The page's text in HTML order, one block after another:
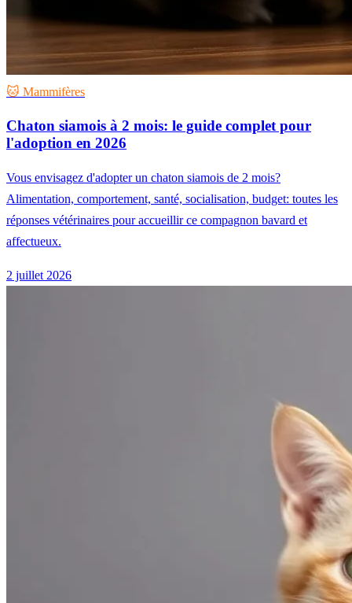
🐱 Mammifères
Chaton siamois à 2 mois: le guide complet pour
l'adoption en 2026
Vous envisagez d'adopter un chaton siamois de 2 mois?
Alimentation, comportement, santé, socialisation, budget: toutes les
réponses vétérinaires pour accueillir ce compagnon bavard et
affectueux.
2 juillet 2026